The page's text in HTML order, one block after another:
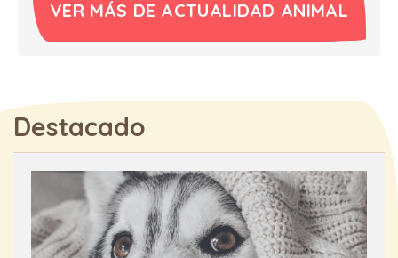
VER MÁS DE ACTUALIDAD ANIMAL
Destacado